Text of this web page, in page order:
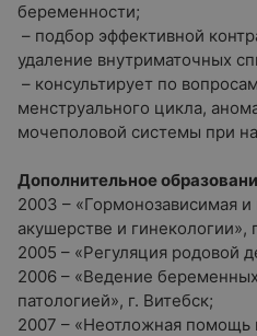
беременности;
– подбор эффективной
удаление внутриматочных
– консультирует по
менструального цикла,
мочеполовой системы при
Дополнительное
2003 – «Гормонозависимая
акушерстве и гинекологии»,
2005 – «Регуляция родовой
2006 – «Ведение
патологией», г. Витебск;
2007 – «Неотложная помощь